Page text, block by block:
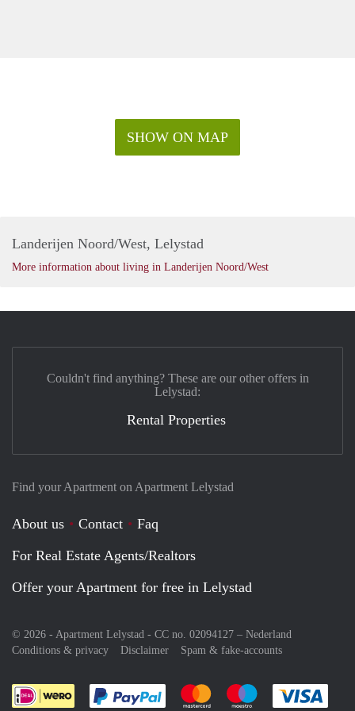
SHOW ON MAP
Landerijen Noord/West, Lelystad
More information about living in Landerijen Noord/West
Find your Apartment on Apartment Lelystad
About us Contact
Faq
For Real Estate Agents/Realtors
Offer your Apartment for free in Lelystad
© 2026 - Apartment Lelystad - CC no. 02094127 – Nederland
Conditions & privacy
Disclaimer Spam & fake-accounts
Pay easily with :payment method
Pay easily with :payment
Pay easily with
Couldn't find anything? These are our other offers in
Lelystad:
Rental Properties